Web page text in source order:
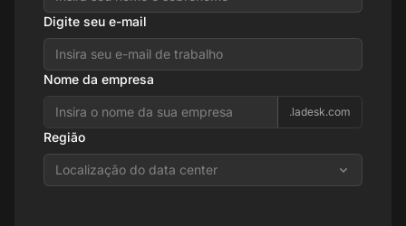
Digite seu e-mail
Nome da empresa
.ladesk.com
Região
Localização do data center